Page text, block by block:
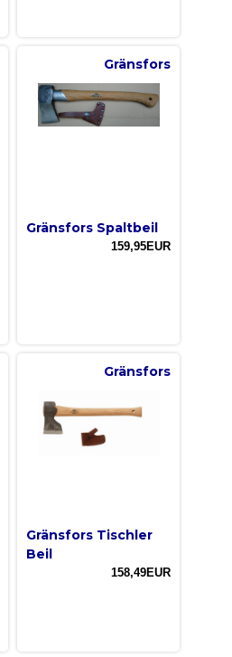
Gränsfors
Gränsfors Spaltbeil
159,95EUR
Gränsfors
Gränsfors Tischler
Beil
158,49EUR